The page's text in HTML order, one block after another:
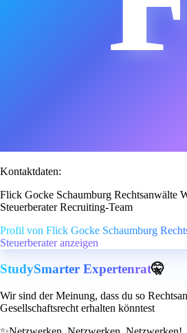
Kontaktdaten:
Flick Gocke Schaumburg Rechtsanwälte
Steuerberater Recruiting-Team
Profil von Flick Gocke Schaumburg
Steuerberater anzeigen
StudySmarter Expertenrat🤫
Wir sind der Meinung, dass du so
Gesellschaftsrecht erhalten könntest